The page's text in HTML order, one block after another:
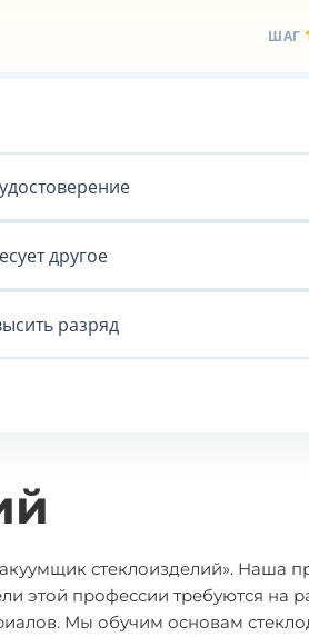
ШАГ
другое
разряд
стеклоизделий». Наша
этой профессии требуются на
Мы обучим основам